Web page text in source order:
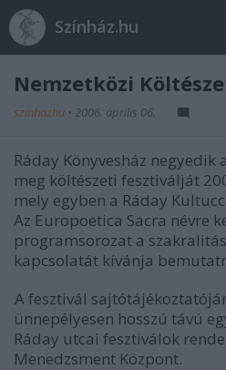
Színház.hu
Nemzetközi
szinhazhu • 2006. április 06.
Ráday Könyvesház
meg költészeti fesztiválját
mely egyben a Ráday
Az Europoetica Sacra névre
programsorozat a
kapcsolatát kívánja
A fesztivál
ünnepélyesen hosszú távú
Ráday utcai fesztiválok
Menedzsment Központ.